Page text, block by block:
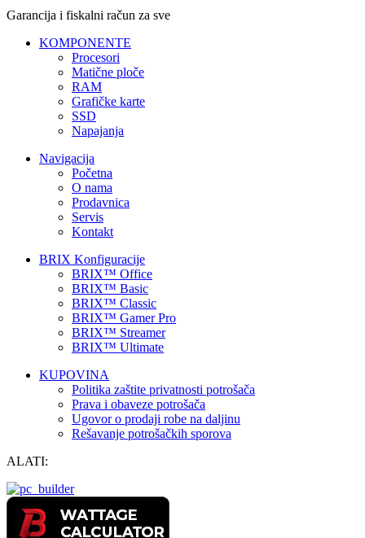
Garancija i fiskalni račun za sve
KOMPONENTE
Procesori
Matične ploče
RAM
Grafičke karte
SSD
Napajanja
Navigacija
Početna
O nama
Prodavnica
Servis
Kontakt
BRIX Konfiguracije
BRIX™ Office
BRIX™ Basic
BRIX™ Classic
BRIX™ Gamer Pro
BRIX™ Streamer
BRIX™ Ultimate
KUPOVINA
Politika zaštite privatnosti potrošača
Prava i obaveze potrošača
Ugovor o prodaji robe na daljinu
Rešavanje potrošačkih sporova
ALATI: